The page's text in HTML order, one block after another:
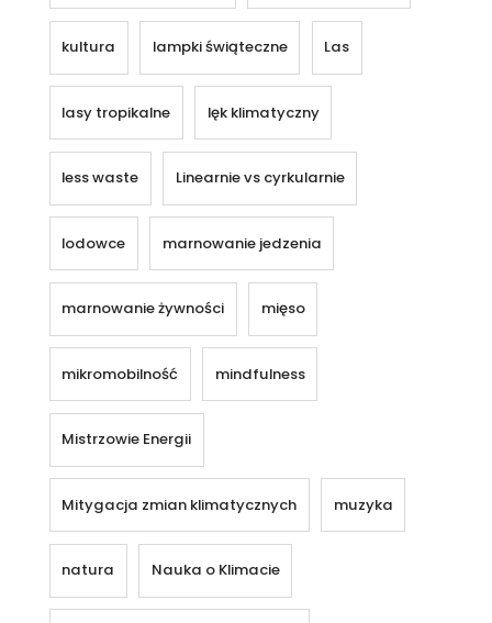
kultura lampki świąteczne Las
lasy tropikalne lęk klimatyczny
less waste Linearnie vs cyrkularnie
lodowce marnowanie jedzenia
marnowanie żywności mięso
mikromobilność mindfulness
Mistrzowie Energii
Mitygacja zmian klimatycznych muzyka
natura Nauka o Klimacie